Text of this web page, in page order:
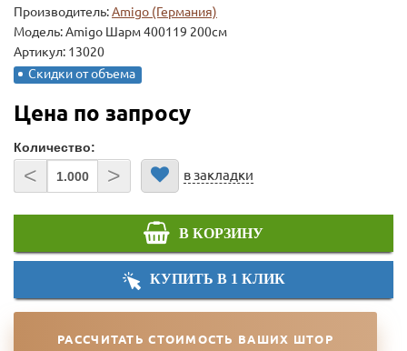
Производитель:Amigo (Германия)
Модель:Amigo Шарм 400119 200см
Артикул: 13020
Скидки от объема
Цена по запросу
Количество:
< > в закладки
В КОРЗИНУ
КУПИТЬ В 1 КЛИК
РАССЧИТАТЬ СТОИМОСТЬ ВАШИХ ШТОР